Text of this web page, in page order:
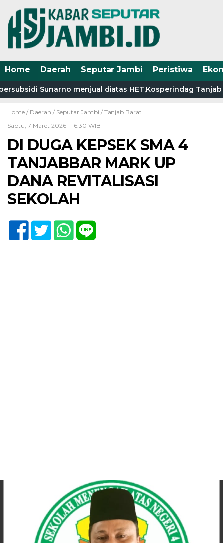
Home Daerah Seputar Jambi Peristiwa
Sunarno menjual diatas HET,Kosperindag Tanjab
Home / Daerah / Seputar Jambi / Tanjab Barat
Sabtu, 7 Maret 2026 - 16:30 WIB
DI DUGA KEPSEK SMA 4
TANJABBAR MARK UP
DANA REVITALISASI
SEKOLAH